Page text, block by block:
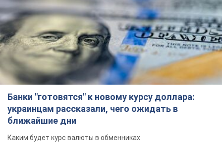
Банки "готовятся" к новому курсу доллара:
украинцам рассказали, чего ожидать в
ближайшие дни
Каким будет курс валюты в обменниках